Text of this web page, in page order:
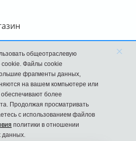
общеотраслевую
Файлы cookie
фрагменты данных,
на вашем компьютере или
более
Продолжая просматривать
с использованием файлов
политики в отношении
данных.
×